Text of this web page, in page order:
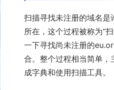
扫描寻找未注册的域名是
所在，这个过程被称为“
一下寻找尚未注册的
合。整个过程相当简单，
成字典和使用扫描工具。